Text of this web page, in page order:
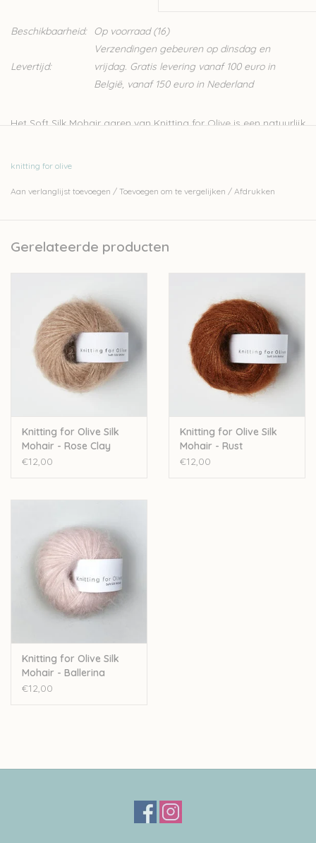
Beschikbaarheid: Op voorraad(16)
Levertijd:
Verzendingen gebeuren op dinsdag en
vrijdag. Gratis levering vanaf 100 euro in
België, vanaf 150 euro in Nederland
Het Soft Silk Mohair garen van Knitting for Olive is een natuurlijk
worden met een draadje wol, bijvoorbeeld uit deMerino
Kopenhagen. Naast de verkoop van wol ontwikkelen zij ook
prachtige patroontjes voor kinderkledij. Deze zachte wol wordt
ethische, technisch en omgevingsfactoren, wat resulteert in
een garen zonder schadelijk stoffen.
25g – 225 m
70% mohair–30% zijde
Handwas
knitting for olive
Aan verlanglijst toevoegen / Toevoegen om te vergelijken / Afdrukken
Gerelateerde producten
Knitting for Olive Silk
Mohair - Rose Clay
€12,00
Knitting for Olive Silk
Mohair - Rust
€12,00
Knitting for Olive Silk
Mohair - Ballerina
€12,00